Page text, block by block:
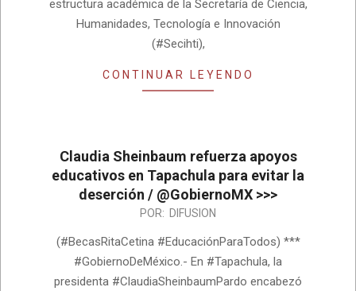
estructura académica de la Secretaría de Ciencia,
Humanidades, Tecnología e Innovación
(#Secihti),
CONTINUAR LEYENDO
Claudia Sheinbaum refuerza apoyos
educativos en Tapachula para evitar la
deserción / @GobiernoMX >>>
26
POR: DIFUSION
(#BecasRitaCetina #EducaciónParaTodos) ***
#GobiernoDeMéxico.- En #Tapachula, la
presidenta #ClaudiaSheinbaumPardo encabezó